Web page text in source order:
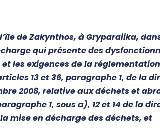
de Zakynthos, à Gryparaiika,
qui présente des
les exigences de la réglementation
13 et 36, paragraphe 1, de la
2008, relative aux déchets et
1, sous a), 12 et 14 de la
mise en décharge des déchets, et